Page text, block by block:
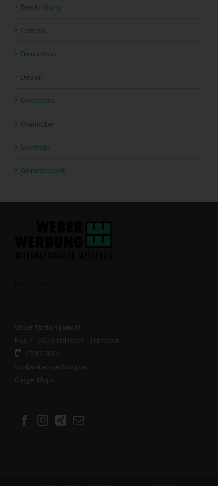
Beschriftung
Corona
Dekoration
Design
Messebau
Mietmöbel
Montage
Werbetechnik
Weber Werbung GmbH
Klus 7 | 31073 Delligsen | Hannover
05187 305 0
info@weber-werbung.de
Google Maps